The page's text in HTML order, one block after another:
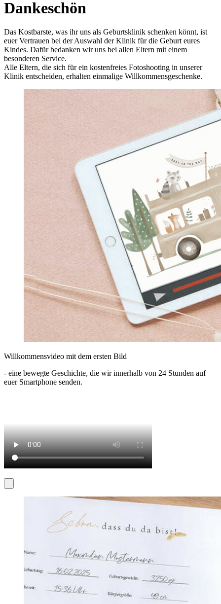
Dankeschön
Das Kostbarste, was ihr uns als Geburtsklinik schenken könnt, ist
euer Vertrauen bei der Auswahl der Klinik für die Geburt eures
Kindes. Dafür bedanken wir uns bei allen Eltern mit einem
besonderen Service.
Alle Eltern, die sich für ein kostenfreies Fotoshooting in unserer
Klinik entscheiden, erhalten einmalige Willkommensgeschenke.
Willkommensvideo mit dem ersten Bild
- eine bewegte Geschichte, die wir innerhalb von 24 Stunden auf
euer Smartphone senden.